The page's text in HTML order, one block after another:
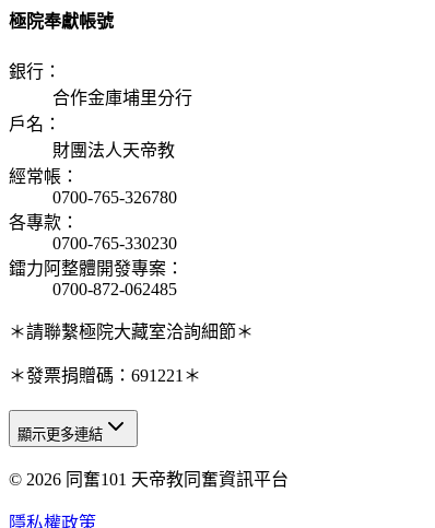
極院奉獻帳號
銀行 ：
合作金庫埔里分行
戶名 ：
財團法人天帝教
經常帳 ：
0700-765-326780
各專款 ：
0700-765-330230
鐳力阿整體開發專案 ：
0700-872-062485
＊請聯繫極院大藏室洽詢細節＊
＊發票捐贈碼：691221＊
天人研究總院
天人研究學院
顯示更多連結
© 2026 同奮101 天帝教同奮資訊平台
隱私權政策